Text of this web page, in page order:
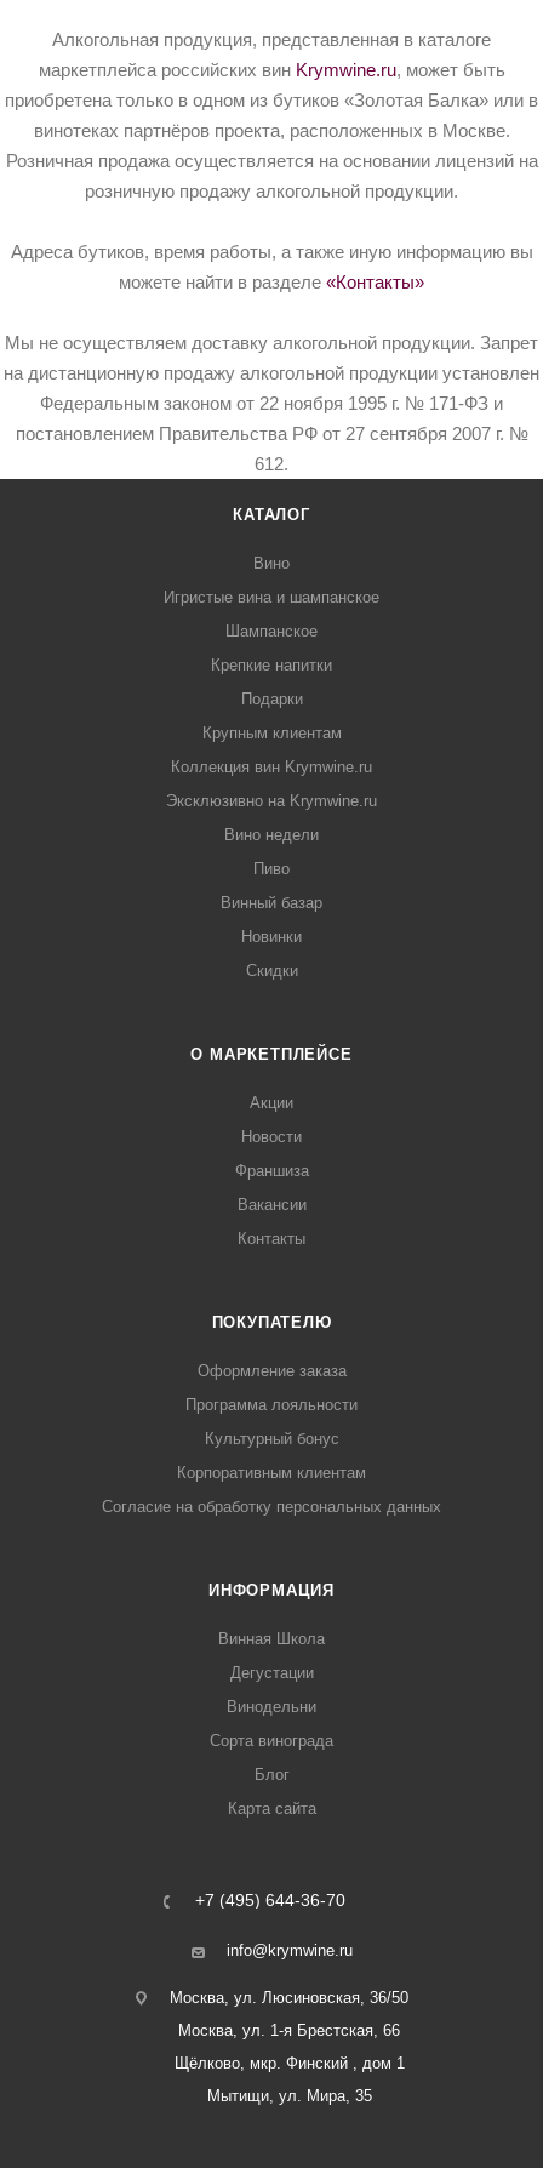
Алкогольная продукция, представленная в каталоге
маркетплейса российских вин Krymwine.ru, может быть
приобретена только в одном из бутиков «Золотая Балка» или в
винотеках партнёров проекта, расположенных в Москве.
Розничная продажа осуществляется на основании лицензий на
розничную продажу алкогольной продукции.
Адреса бутиков, время работы, а также иную информацию вы
можете найти в разделе «Контакты»
Мы не осуществляем доставку алкогольной продукции. Запрет
на дистанционную продажу алкогольной продукции установлен
Федеральным законом от 22 ноября 1995 г. № 171-ФЗ и
постановлением Правительства РФ от 27 сентября 2007 г. №
612.
КАТАЛОГ
Вино
Игристые вина и шампанское
Шампанское
Крепкие напитки
Подарки
Крупным клиентам
Коллекция вин Krymwine.ru
Эксклюзивно на Krymwine.ru
Вино недели
Пиво
Винный базар
Новинки
Скидки
О МАРКЕТПЛЕЙСЕ
Акции
Новости
Франшиза
Вакансии
Контакты
ПОКУПАТЕЛЮ
Оформление заказа
Программа лояльности
Культурный бонус
Корпоративным клиентам
Согласие на обработку персональных данных
ИНФОРМАЦИЯ
Винная Школа
Дегустации
Винодельни
Сорта винограда
Блог
Карта сайта
+7 (495) 644-36-70
info@krymwine.ru
Москва, ул. Люсиновская, 36/50
Москва, ул. 1-я Брестская, 66
Щёлково, мкр. Финский , дом 1
Мытищи, ул. Мира, 35